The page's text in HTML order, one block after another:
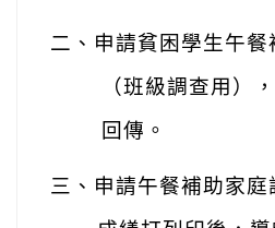
二、申請貧困學生午餐
（班級調查用）
回傳。
三、申請午餐補助家